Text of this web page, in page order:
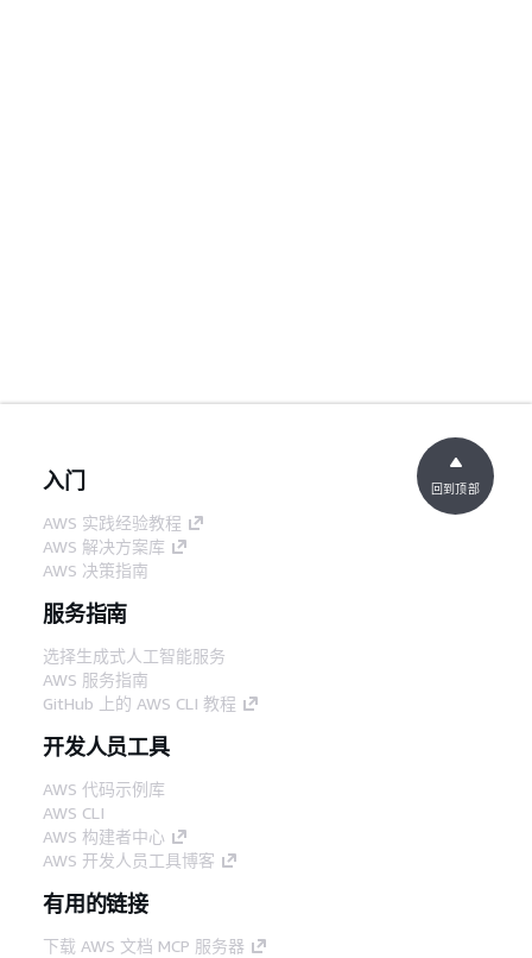
入门
AWS 实践经验教程
AWS 解决方案库
AWS 决策指南
服务指南
选择生成式人工智能服务
AWS 服务指南
GitHub 上的 AWS CLI 教程
开发人员工具
AWS 代码示例库
AWS CLI
AWS 构建者中心
AWS 开发人员工具博客
有用的链接
下载 AWS 文档 MCP 服务器
回到顶部